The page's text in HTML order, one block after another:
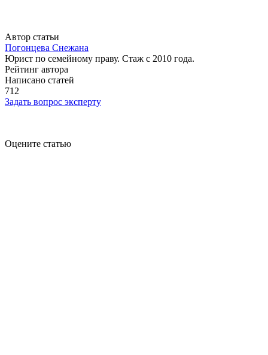
Автор статьи
Погонцева Снежана
Юрист по семейному праву. Стаж с 2010 года.
Рейтинг автора
Написано статей
712
Задать вопрос эксперту
Оцените статью